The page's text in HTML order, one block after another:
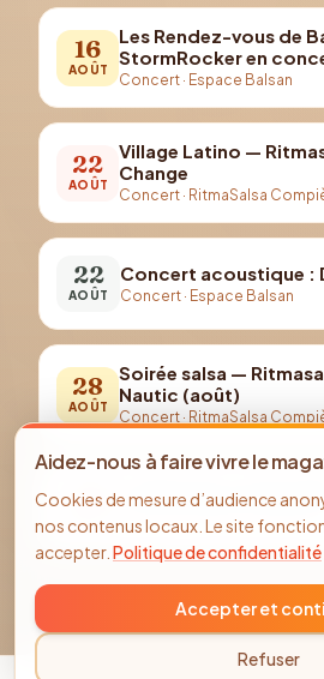
16
AOÛT
Les Rendez-vous de
StormRocker en
Concert · Espace Balsan
22
AOÛT
Village Latino —
Change
Concert · RitmaSalsa
22
AOÛT
Concert acoustique :
Concert · Espace Balsan
28
AOÛT
Soirée salsa —
Nautic (août)
Concert · RitmaSalsa
29 La fête des cochons
Concert Crépy-en-Valois
Aidez-nous à faire vivre le
Cookies de mesure d’audience
nos contenus locaux. Le site
accepter. Politique de confidentialité
Refuser
Accepter et